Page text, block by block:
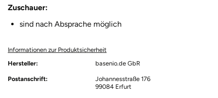
Zuschauer:
sind nach Absprache möglich
Informationen zur Produktsicherheit
Hersteller:
basenio.de GbR
Postanschrift:
Johannesstraße 176
99084 Erfurt
Halle
Hanau